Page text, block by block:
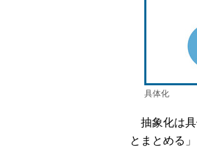
具体化
抽象化は具
とまとめる